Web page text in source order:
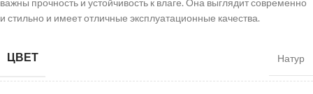
важны прочность и устойчивость к влаге. Она выглядит современно
и стильно и имеет отличные эксплуатационные качества.
ЦВЕТ Натур